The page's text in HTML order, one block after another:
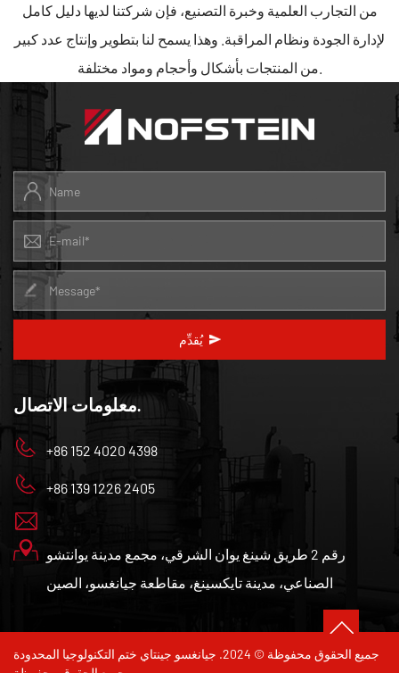
من التجارب العلمية وخبرة التصنيع، فإن شركتنا لديها دليل كامل
لإدارة الجودة ونظام المراقبة. وهذا يسمح لنا بتطوير وإنتاج عدد كبير
يُقدِّم
معلومات الاتصال.
+86 152 4020 4398
+86 139 1226 2405
رقم 2 طريق شينغ يوان الشرقي، مجمع مدينة يوانتشو
الصناعي، مدينة تايكسينغ، مقاطعة جيانغسو، الصين
جميع الحقوق محفوظة © 2024. جيانغسو جينتاي ختم التكنولوجيا المحدودة